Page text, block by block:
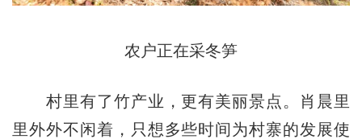
农户正在采冬笋
村里有了竹产业，更有美丽景点。肖晨里
里外外不闲着，只想多些时间为村寨的发展使